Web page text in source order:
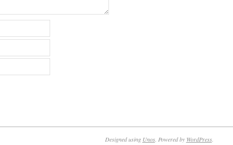
Designed using Unos. Powered by WordPress.